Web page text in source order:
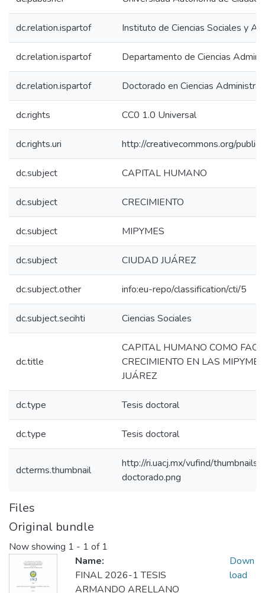
dc.relation.ispartof Instituto de Ciencias Sociales y
dc.relation.ispartof Departamento de Ciencias
dc.relation.ispartof Doctorado en Ciencias
dc.rights CC0 1.0 Universal
dc.rights.uri http://creativecommons.org/
dc.subject CAPITAL HUMANO
dc.subject CRECIMIENTO
dc.subject MIPYMES
dc.subject CIUDAD JUÁREZ
dc.subject.other info:eu-repo/classification/cti/5
dc.subject.secihti Ciencias Sociales
dc.title
CAPITAL HUMANO COMO
CRECIMIENTO EN LAS
JUÁREZ
dc.type Tesis doctoral
dc.type Tesis doctoral
dcterms.thumbnail
http://ri.uacj.mx/vufind/thumbnails/
doctorado.png
Files
Original bundle
Now showing 1 - 1 of 1
Name:
FINAL 2026-1 TESIS
ARMANDO ARELLANO
Down
load